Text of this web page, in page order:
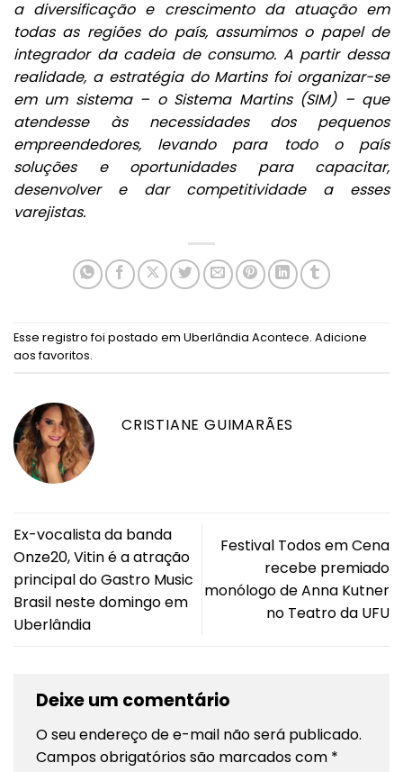
a diversificação e crescimento da atuação em
todas as regiões do país, assumimos o papel de
integrador da cadeia de consumo. A partir dessa
realidade, a estratégia do Martins foi organizar-se
em um sistema – o Sistema Martins (SIM) – que
atendesse às necessidades dos pequenos
empreendedores, levando para todo o país
soluções e oportunidades para capacitar,
desenvolver e dar competitividade a esses
varejistas.
Esse registro foi postado em Uberlândia Acontece. Adicione
aos favoritos.
CRISTIANE GUIMARÃES
Ex-vocalista da banda
Onze20, Vitin é a atração
principal do Gastro Music
Brasil neste domingo em
Uberlândia
Festival Todos em Cena
recebe premiado
monólogo de Anna Kutner
no Teatro da UFU
Deixe um comentário
O seu endereço de e-mail não será publicado.
Campos obrigatórios são marcados com *